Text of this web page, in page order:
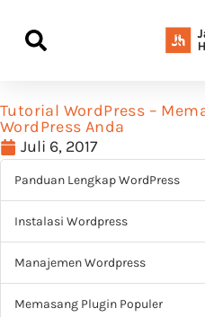
Tutorial WordPress –
WordPress Anda
Juli 6, 2017
Panduan Lengkap WordPress
Instalasi Wordpress
Manajemen Wordpress
Memasang Plugin Populer